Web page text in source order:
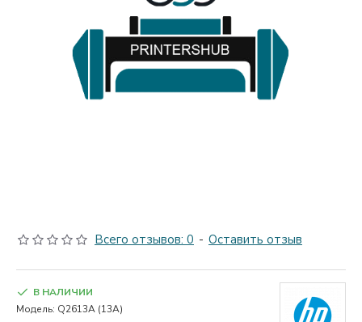
Всего отзывов: 0 - Оставить отзыв
В НАЛИЧИИ
Модель: Q2613A (13A)